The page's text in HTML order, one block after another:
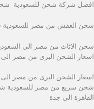
افضل شركة شحن للسعودية
شحن العفش من مصر للسعودية
شحن الاثاث من مصر الى
اسعار الشحن البرى من مصر الى
اسعار الشحن البرى من مصر الى
شحن سريع من مصر للسعودية
القاهرة الى جدة